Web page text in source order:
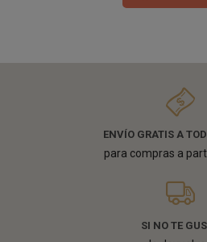
ENVÍO GRATIS A
para compras a
SI NO TE